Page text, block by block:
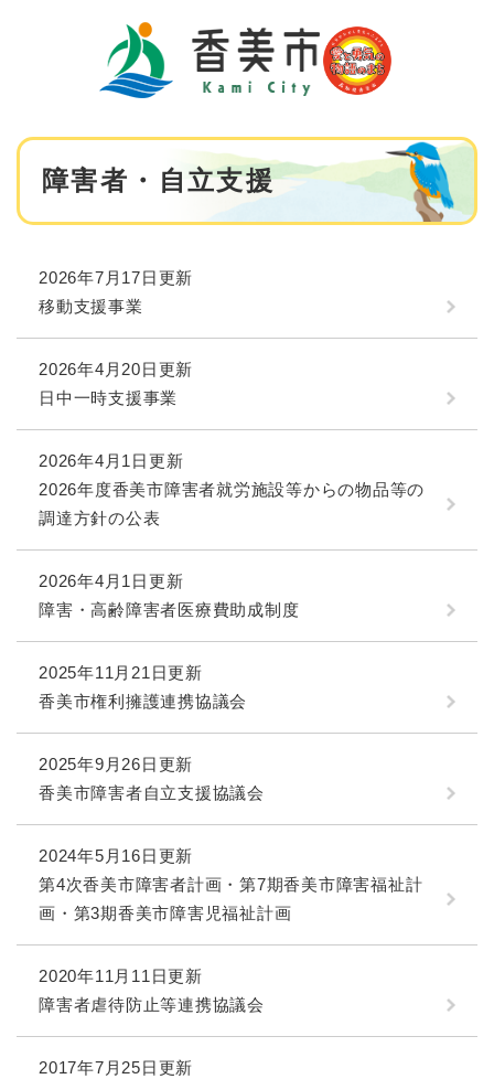
本
障害者・自立支援
2026年7月17日更新
移動支援事業
2026年4月20日更新
日中一時支援事業
2026年4月1日更新
2026年度香美市障害者就労施設等からの物品等の
調達方針の公表
2026年4月1日更新
障害・高齢障害者医療費助成制度
2025年11月21日更新
香美市権利擁護連携協議会
2025年9月26日更新
香美市障害者自立支援協議会
2024年5月16日更新
第4次香美市障害者計画・第7期香美市障害福祉計
画・第3期香美市障害児福祉計画
2020年11月11日更新
障害者虐待防止等連携協議会
2017年7月25日更新